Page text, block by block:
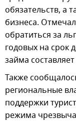
обязательств, а
бизнеса.
обратиться за
годовых на срок
займа
Также
региональные
поддержки
режима